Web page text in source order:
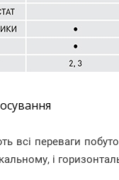
всі переваги
і